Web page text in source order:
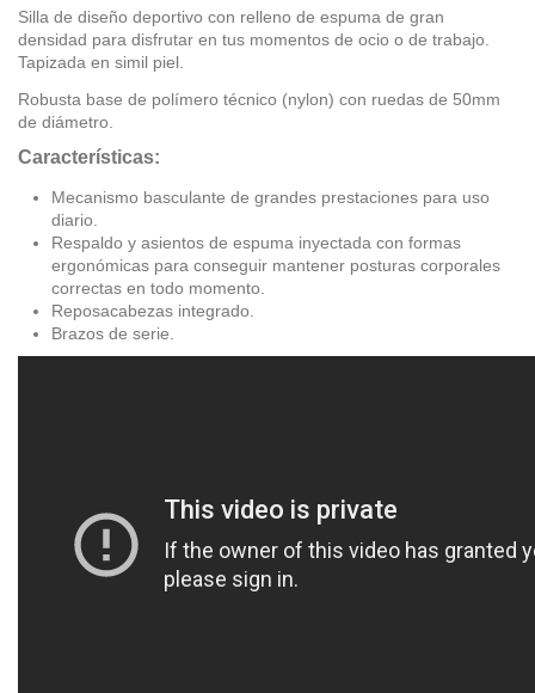
Silla de diseño deportivo con relleno de espuma de gran
densidad para disfrutar en tus momentos de ocio o de trabajo.
Tapizada en simil piel.
Robusta base de polímero técnico (nylon) con ruedas de 50mm
de diámetro.
Características:
Mecanismo basculante de grandes prestaciones para uso
diario.
Respaldo y asientos de espuma inyectada con formas
ergonómicas para conseguir mantener posturas corporales
correctas en todo momento.
Reposacabezas integrado.
Brazos de serie.